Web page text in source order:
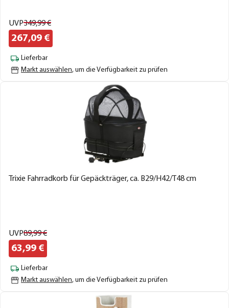
UVP349,99€
267,09 €
Lieferbar
Markt auswählen, um die Verfügbarkeit zu prüfen
Trixie Fahrradkorb für Gepäckträger, ca. B29/H42/T48 cm
UVP89,99€
63,99 €
Lieferbar
Markt auswählen, um die Verfügbarkeit zu prüfen